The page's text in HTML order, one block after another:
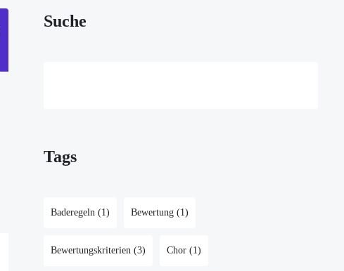
Suche
Tags
Baderegeln (1) Bewertung (1)
Bewertungskriterien (3) Chor (1)